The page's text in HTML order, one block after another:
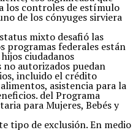
los controles de estímulo
de los cónyuges sirviera
mixto desafió las
programas federales están
ciudadanos
autorizados puedan
incluido el crédito
asistencia para la
del Programa
para Mujeres, Bebés y
tipo de exclusión. En medio